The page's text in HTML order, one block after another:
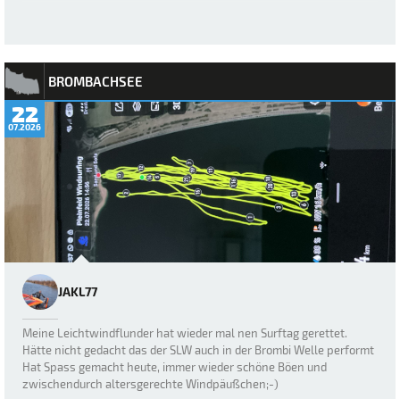
BROMBACHSEE
22
07.2026
JAKL77
Meine Leichtwindflunder hat wieder mal nen Surftag gerettet.
Hätte nicht gedacht das der SLW auch in der Brombi Welle performt
Hat Spass gemacht heute, immer wieder schöne Böen und
zwischendurch altersgerechte Windpäußchen;-)